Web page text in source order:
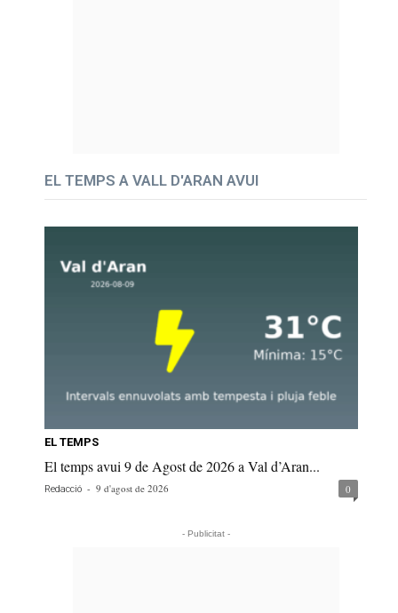
EL TEMPS A VALL D'ARAN AVUI
EL TEMPS
El temps avui 9 de Agost de 2026 a Val d’Aran...
Redacció - 9 d'agost de 2026 0
- Publicitat -